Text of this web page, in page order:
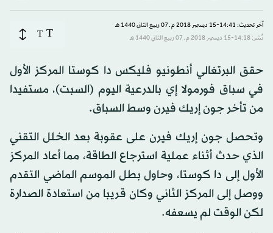
آخر تحديث: 14:41-15 ديسمبر 2018 م ـ 07 ربيع الثاني 1440 هـ
نُشر: 14:18-15 ديسمبر 2018 م ـ 07 ربيع الثاني 1440 هـ
T
T
حقق البرتغالي أنطونيو فليكس دا كوستا المركز الأول
في سباق فورمولا إي بالدرعية اليوم (السبت)، مستفيدا
من تأخر جون إريك فيرن وسط السباق.
وتحصل جون إريك فيرن على عقوبة بعد الخلل التقني
الذي حدث أثناء عملية استرجاع الطاقة، مما أعاد المركز
الأول إلى دا كوستا، وحاول بطل الموسم الماضي التقدم
ووصل إلى المركز الثاني وكان قريبا من استعادة الصدارة
لكن الوقت لم يسعفه.